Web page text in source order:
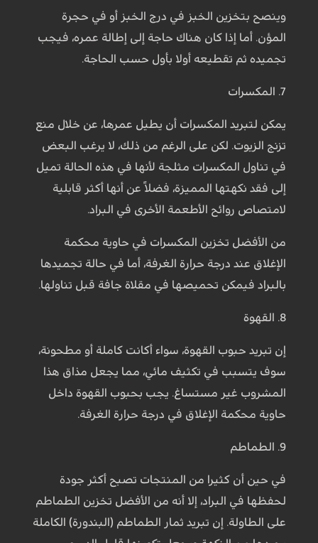
وينصح بتخزين الخبز في درج الخبز أو في حجرة
المؤن. أما إذا كان هناك حاجة إلى إطالة عمره، فيجب
تجميده ثم تقطيعه أولا بأول حسب الحاجة.
7. المكسرات
يمكن لتبريد المكسرات أن يطيل عمرها، عن خلال منع
تزنج الزيوت. لكن على الرغم من ذلك، لا يرغب البعض
في تناول المكسرات مثلجة لأنها في هذه الحالة تميل
إلى فقد نكهتها المميزة، فضلاً عن أنها أكثر قابلية
لامتصاص روائح الأطعمة الأخرى في البراد.
من الأفضل تخزين المكسرات في حاوية محكمة
الإغلاق عند درجة حرارة الغرفة، أما في حالة تجميدها
بالبراد فيمكن تحميصها في مقلاة جافة قبل تناولها.
8. القهوة
إن تبريد حبوب القهوة، سواء أكانت كاملة أو مطحونة،
سوف يتسبب في تكثيف مائي، مما يجعل مذاق هذا
المشروب غير مستساغ. يجب بحبوب القهوة داخل
حاوية محكمة الإغلاق في درجة حرارة الغرفة.
9. الطماطم
في حين أن كثيرا من المنتجات تصبح أكثر جودة
لحفظها في البراد، إلا أنه من الأفضل تخزين الطماطم
على الطاولة. إن تبريد ثمار الطماطم (البندورة) الكاملة